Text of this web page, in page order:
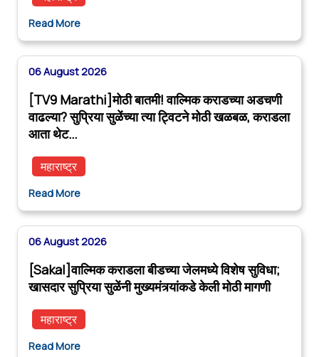
Read More
06 August 2026
[TV9 Marathi]मोठी बातमी! वाल्मिक कराडच्या अडचणी
वाढल्या? सुप्रिया सुळेंच्या त्या ट्विटने मोठी खळबळ, कराडला
आता थेट…
महाराष्ट्र
Read More
06 August 2026
[Sakal]वाल्मिक कराडला बीडच्या जेलमध्ये विशेष सुविधा;
खासदार सुप्रिया सुळेंनी मुख्यमंत्र्यांकडे केली मोठी मागणी
महाराष्ट्र
Read More